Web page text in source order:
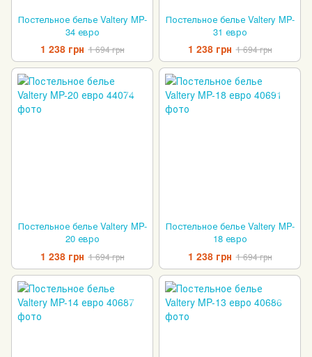
Постельное белье Valtery MP-
34 евро
1 238 грн 1 694 грн
Постельное белье Valtery MP-
31 евро
1 238 грн 1 694 грн
Постельное белье Valtery MP-
20 евро
1 238 грн 1 694 грн
Постельное белье Valtery MP-
18 евро
1 238 грн 1 694 грн